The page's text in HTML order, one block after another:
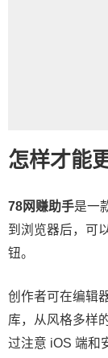
怎样才能
78网赚助手是一
到浏览器后，可
钮。
创作者可在编辑
库，从风格多样
过注意 iOS 端和